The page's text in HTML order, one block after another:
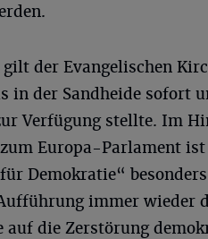
der Evangelischen
in der Sandheide sofort
Verfügung stellte. Im
Europa-Parlament
Demokratie“
immer wieder
die Zerstörung